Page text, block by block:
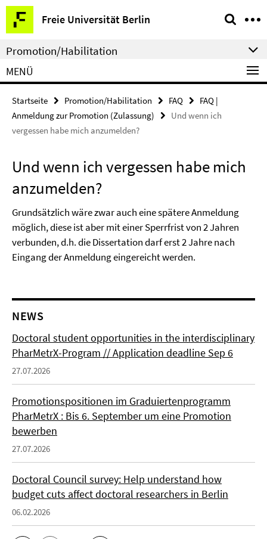
Springe
direkt
zu
Inhalt
Freie Universität Berlin
Service-
Navigation
Promotion/Habilitation
MENÜ
Startseite Promotion/Habilitation FAQ
FAQ |
Anmeldung zur Promotion (Zulassung)
Und wenn ich
vergessen habe mich anzumelden?
Und wenn ich vergessen habe mich
anzumelden?
Grundsätzlich wäre zwar auch eine spätere Anmeldung
möglich, diese ist aber mit einer Sperrfrist von 2 Jahren
verbunden, d.h. die Dissertation darf erst 2 Jahre nach
Eingang der Anmeldung eingereicht werden.
NEWS
Doctoral student opportunities in the interdisciplinary
PharMetrX-Program // Application deadline Sep 6
27.07.2026
Promotionspositionen im Graduiertenprogramm
PharMetrX : Bis 6. September um eine Promotion
bewerben
27.07.2026
Doctoral Council survey: Help understand how
budget cuts affect doctoral researchers in Berlin
06.02.2026